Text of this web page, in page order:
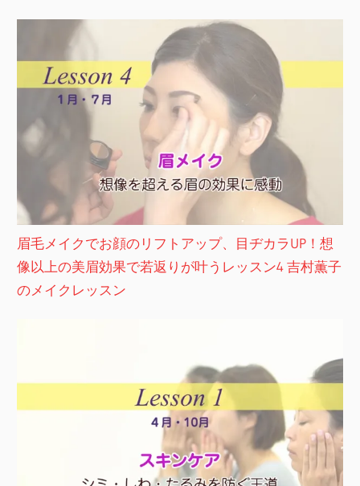
眉毛メイクでお顔のリフトアップ、目ヂカラUP！想
像以上の美眉効果で若返りが叶うレッスン4 吉村薫子
のメイクレッスン